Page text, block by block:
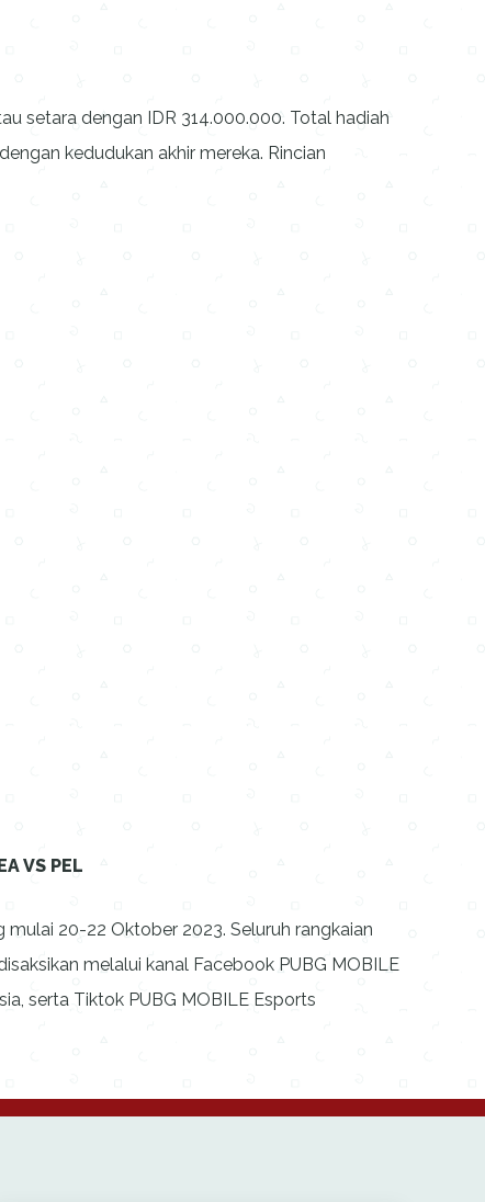
setara dengan IDR 314.000.000. Total hadiah
kedudukan akhir mereka. Rincian
VS PEL
mulai 20-22 Oktober 2023. Seluruh rangkaian
melalui kanal Facebook PUBG MOBILE
serta Tiktok PUBG MOBILE Esports